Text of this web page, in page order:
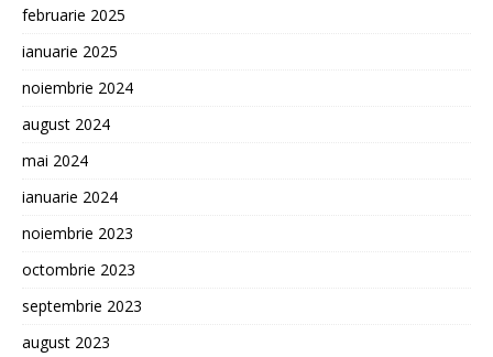
februarie 2025
ianuarie 2025
noiembrie 2024
august 2024
mai 2024
ianuarie 2024
noiembrie 2023
octombrie 2023
septembrie 2023
august 2023